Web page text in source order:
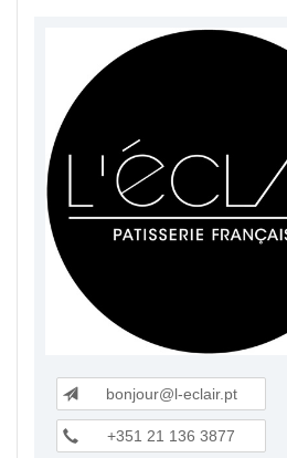
bonjour@l-eclair.pt
+351 21 136 3877